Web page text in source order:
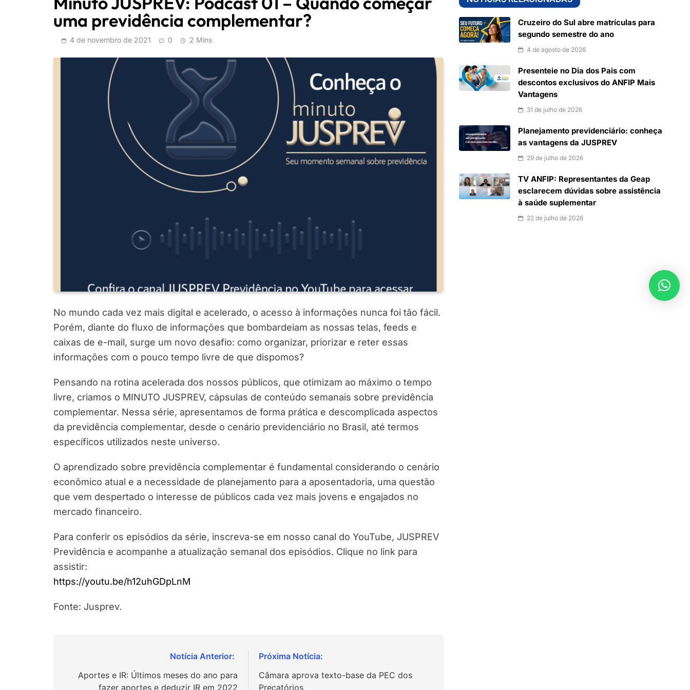
uma previdência complementar?
4 de novembro de 2021 0 2 Mins
No mundo cada vez mais digital e acelerado, o acesso à informações nunca foi tão fácil.
Porém, diante do fluxo de informações que bombardeiam as nossas telas, feeds e
caixas de e-mail, surge um novo desafio: como organizar, priorizar e reter essas
informações com o pouco tempo livre de que dispomos?
Pensando na rotina acelerada dos nossos públicos, que otimizam ao máximo o tempo
livre, criamos o MINUTO JUSPREV, cápsulas de conteúdo semanais sobre previdência
complementar. Nessa série, apresentamos de forma prática e descomplicada aspectos
da previdência complementar, desde o cenário previdenciário no Brasil, até termos
específicos utilizados neste universo.
O aprendizado sobre previdência complementar é fundamental considerando o cenário
econômico atual e a necessidade de planejamento para a aposentadoria, uma questão
que vem despertado o interesse de públicos cada vez mais jovens e engajados no
mercado financeiro.
Para conferir os episódios da série, inscreva-se em nosso canal do YouTube, JUSPREV
Previdência e acompanhe a atualização semanal dos episódios. Clique no link para
assistir:
https://youtu.be/h12uhGDpLnM
Fonte: Jusprev.
Aportes e IR: Últimos meses do ano para
fazer aportes e deduzir IR em 2022
Câmara aprova texto-base da PEC dos
Precatórios
Cruzeiro do Sul abre matrículas para
segundo semestre do ano
4 de agosto de 2026
Presenteie no Dia dos Pais com
descontos exclusivos do ANFIP Mais
Vantagens
31 de julho de 2026
Planejamento previdenciário: conheça
as vantagens da JUSPREV
29 de julho de 2026
TV ANFIP: Representantes da Geap
esclarecem dúvidas sobre assistência
à saúde suplementar
22 de julho de 2026